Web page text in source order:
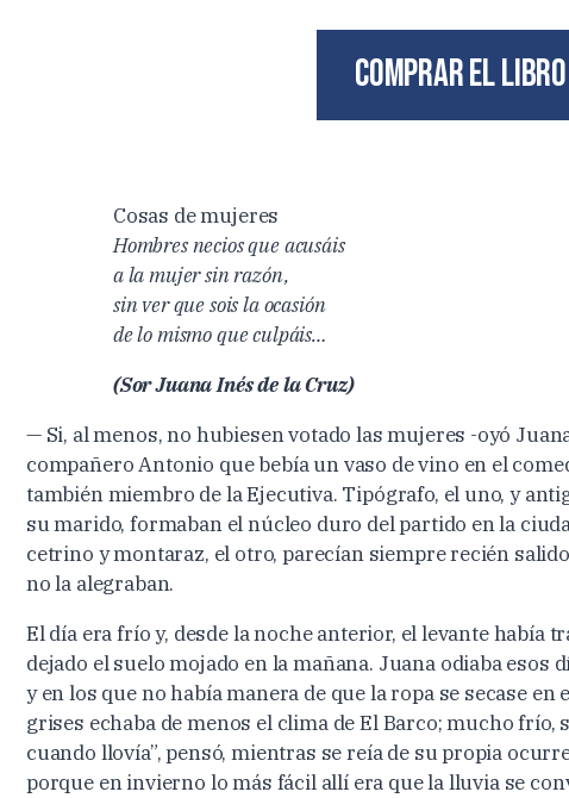
Comprar el libro
Cosas de mujeres
Hombres necios que acusáis
a la mujer sin razón,
sin ver que sois la ocasión
de lo mismo que culpáis…
(Sor Juana Inés de la Cruz)
— Si, al menos, no hubiesen votado las mujeres -oyó
compañero Antonio que bebía un vaso de vino en el
también miembro de la Ejecutiva. Tipógrafo, el uno, y
su marido, formaban el núcleo duro del partido en la
cetrino y montaraz, el otro, parecían siempre recién
no la alegraban.
El día era frío y, desde la noche anterior, el levante había
dejado el suelo mojado en la mañana. Juana odiaba esos
y en los que no había manera de que la ropa se secase en
grises echaba de menos el clima de El Barco; mucho frío,
cuando llovía”, pensó, mientras se reía de su propia
porque en invierno lo más fácil allí era que la lluvia se